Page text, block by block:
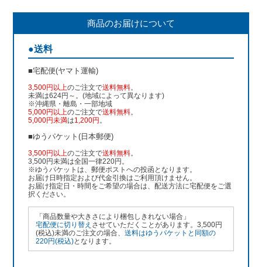
商品のお届けについて
●送料
■宅配便(ヤマト運輸)
3,500円以上のご注文で送料無料。
未満は624円～。(地域によって異なります)
※沖縄県・離島・一部地域
5,000円以上のご注文で送料無料。
5,000円未満は1,200円 。
■ゆうパケット(日本郵便)
3,500円以上のご注文で送料無料。
3,500円未満は全国一律220円。
※ゆうパケットは、郵便ポストへの投函となります。
お届け日時指定および代金引換はご利用頂けません。
お届け指定日・時間をご希望の場合は、配送方法に宅配便をご選
択ください。
「商品数量や大きさにより梱包しきれない場合」
宅配便に切り替え させていただくことがあります。3,500円
(税込)未満のご注文の場合、送料はゆうパケットと同額の
220円(税込)となります。